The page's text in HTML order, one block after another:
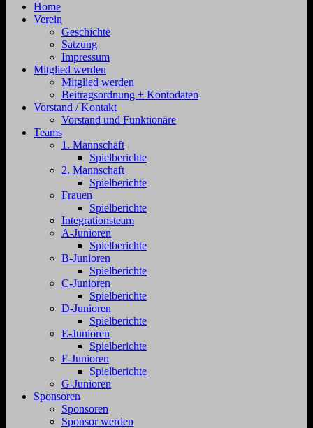
Zehdenick
Jahnstraße
Zehdenick
Home
Verein
Geschichte
Satzung
Impressum
Mitglied werden
Mitglied werden
Beitragsordnung + Kontodaten
Vorstand / Kontakt
Vorstand und Funktionäre
Teams
1. Mannschaft
Spielberichte
2. Mannschaft
Spielberichte
Frauen
Spielberichte
Integrationsteam
A-Junioren
Spielberichte
B-Junioren
Spielberichte
C-Junioren
Spielberichte
D-Junioren
Spielberichte
E-Junioren
Spielberichte
F-Junioren
Spielberichte
G-Junioren
Sponsoren
Sponsoren
Sponsor werden